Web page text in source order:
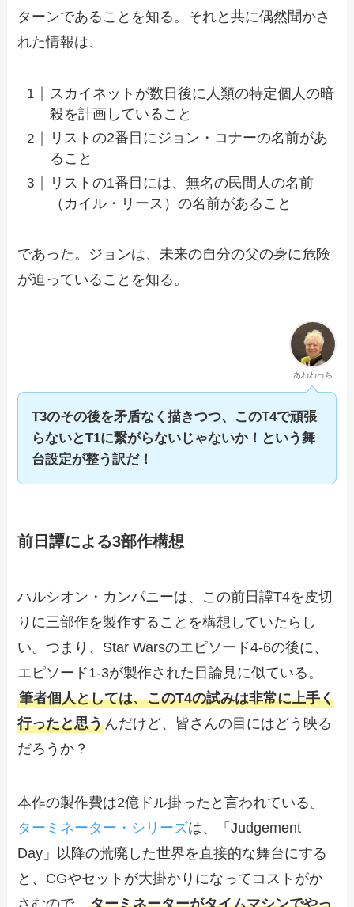
ターンであることを知る。それと共に偶然聞かさ
れた情報は、
スカイネットが数日後に人類の特定個人の暗
殺を計画していること
リストの2番目にジョン・コナーの名前があ
ること
リストの1番目には、無名の民間人の名前
（カイル・リース）の名前があること
であった。ジョンは、未来の自分の父の身に危険
が迫っていることを知る。
あわわっち
T3のその後を矛盾なく描きつつ、このT4で頑張
らないとT1に繋がらないじゃないか！という舞
台設定が整う訳だ！
前日譚による3部作構想
ハルシオン・カンパニーは、この前日譚T4を皮切
りに三部作を製作することを構想していたらし
い。つまり、Star Warsのエピソード4-6の後に、
エピソード1-3が製作された目論見に似ている。
筆者個人としては、このT4の試みは非常に上手く
行ったと思うんだけど、皆さんの目にはどう映る
だろうか？
本作の製作費は2億ドル掛ったと言われている。
ターミネーター・シリーズは、「Judgement
Day」以降の荒廃した世界を直接的な舞台にする
と、CGやセットが大掛かりになってコストがか
さむので、ターミネーターがタイムマシンでやっ